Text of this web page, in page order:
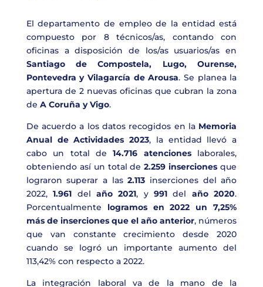
El departamento de empleo de la entidad está
compuesto por 8 técnicos/as, contando con
oficinas a disposición de los/as usuarios/as en
Santiago de Compostela, Lugo, Ourense,
Pontevedra y Vilagarcía de Arousa. Se planea la
apertura de 2 nuevas oficinas que cubran la zona
de A Coruña y Vigo.
De acuerdo a los datos recogidos en la Memoria
Anual de Actividades 2023, la entidad llevó a
cabo un total de14.716 atencioneslaborales,
obteniendo así un total de2.259 inserciones que
lograron superar a las2.113 inserciones del año
2022,1.961 del año 2021, y991 del año 2020.
Porcentualmente logramos en 2022 un 7,25%
más de inserciones que el año anterior, números
que van constante crecimiento desde 2020
cuando se logró un importante aumento del
113,42% con respecto a 2022.
La integración laboral va de la mano de la